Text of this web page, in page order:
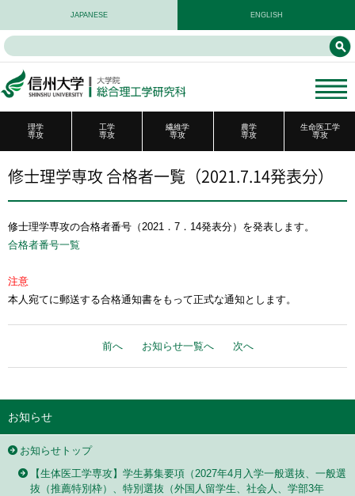
JAPANESE ENGLISH
理学
専攻
工学
専攻
繊維学
専攻
農学
専攻
生命医工学
専攻
修士理学専攻 合格者一覧（2021.7.14発表分）
修士理学専攻の合格者番号（2021．7．14発表分）を発表します。
合格者番号一覧
注意
本人宛てに郵送する合格通知書をもって正式な通知とします。
前へ お知らせ一覧へ 次へ
お知らせ
お知らせトップ
【生体医工学専攻】学生募集要項（2027年4月入学一般選抜、一般選
抜（推薦特別枠）、特別選抜（外国人留学生、社会人、学部3年